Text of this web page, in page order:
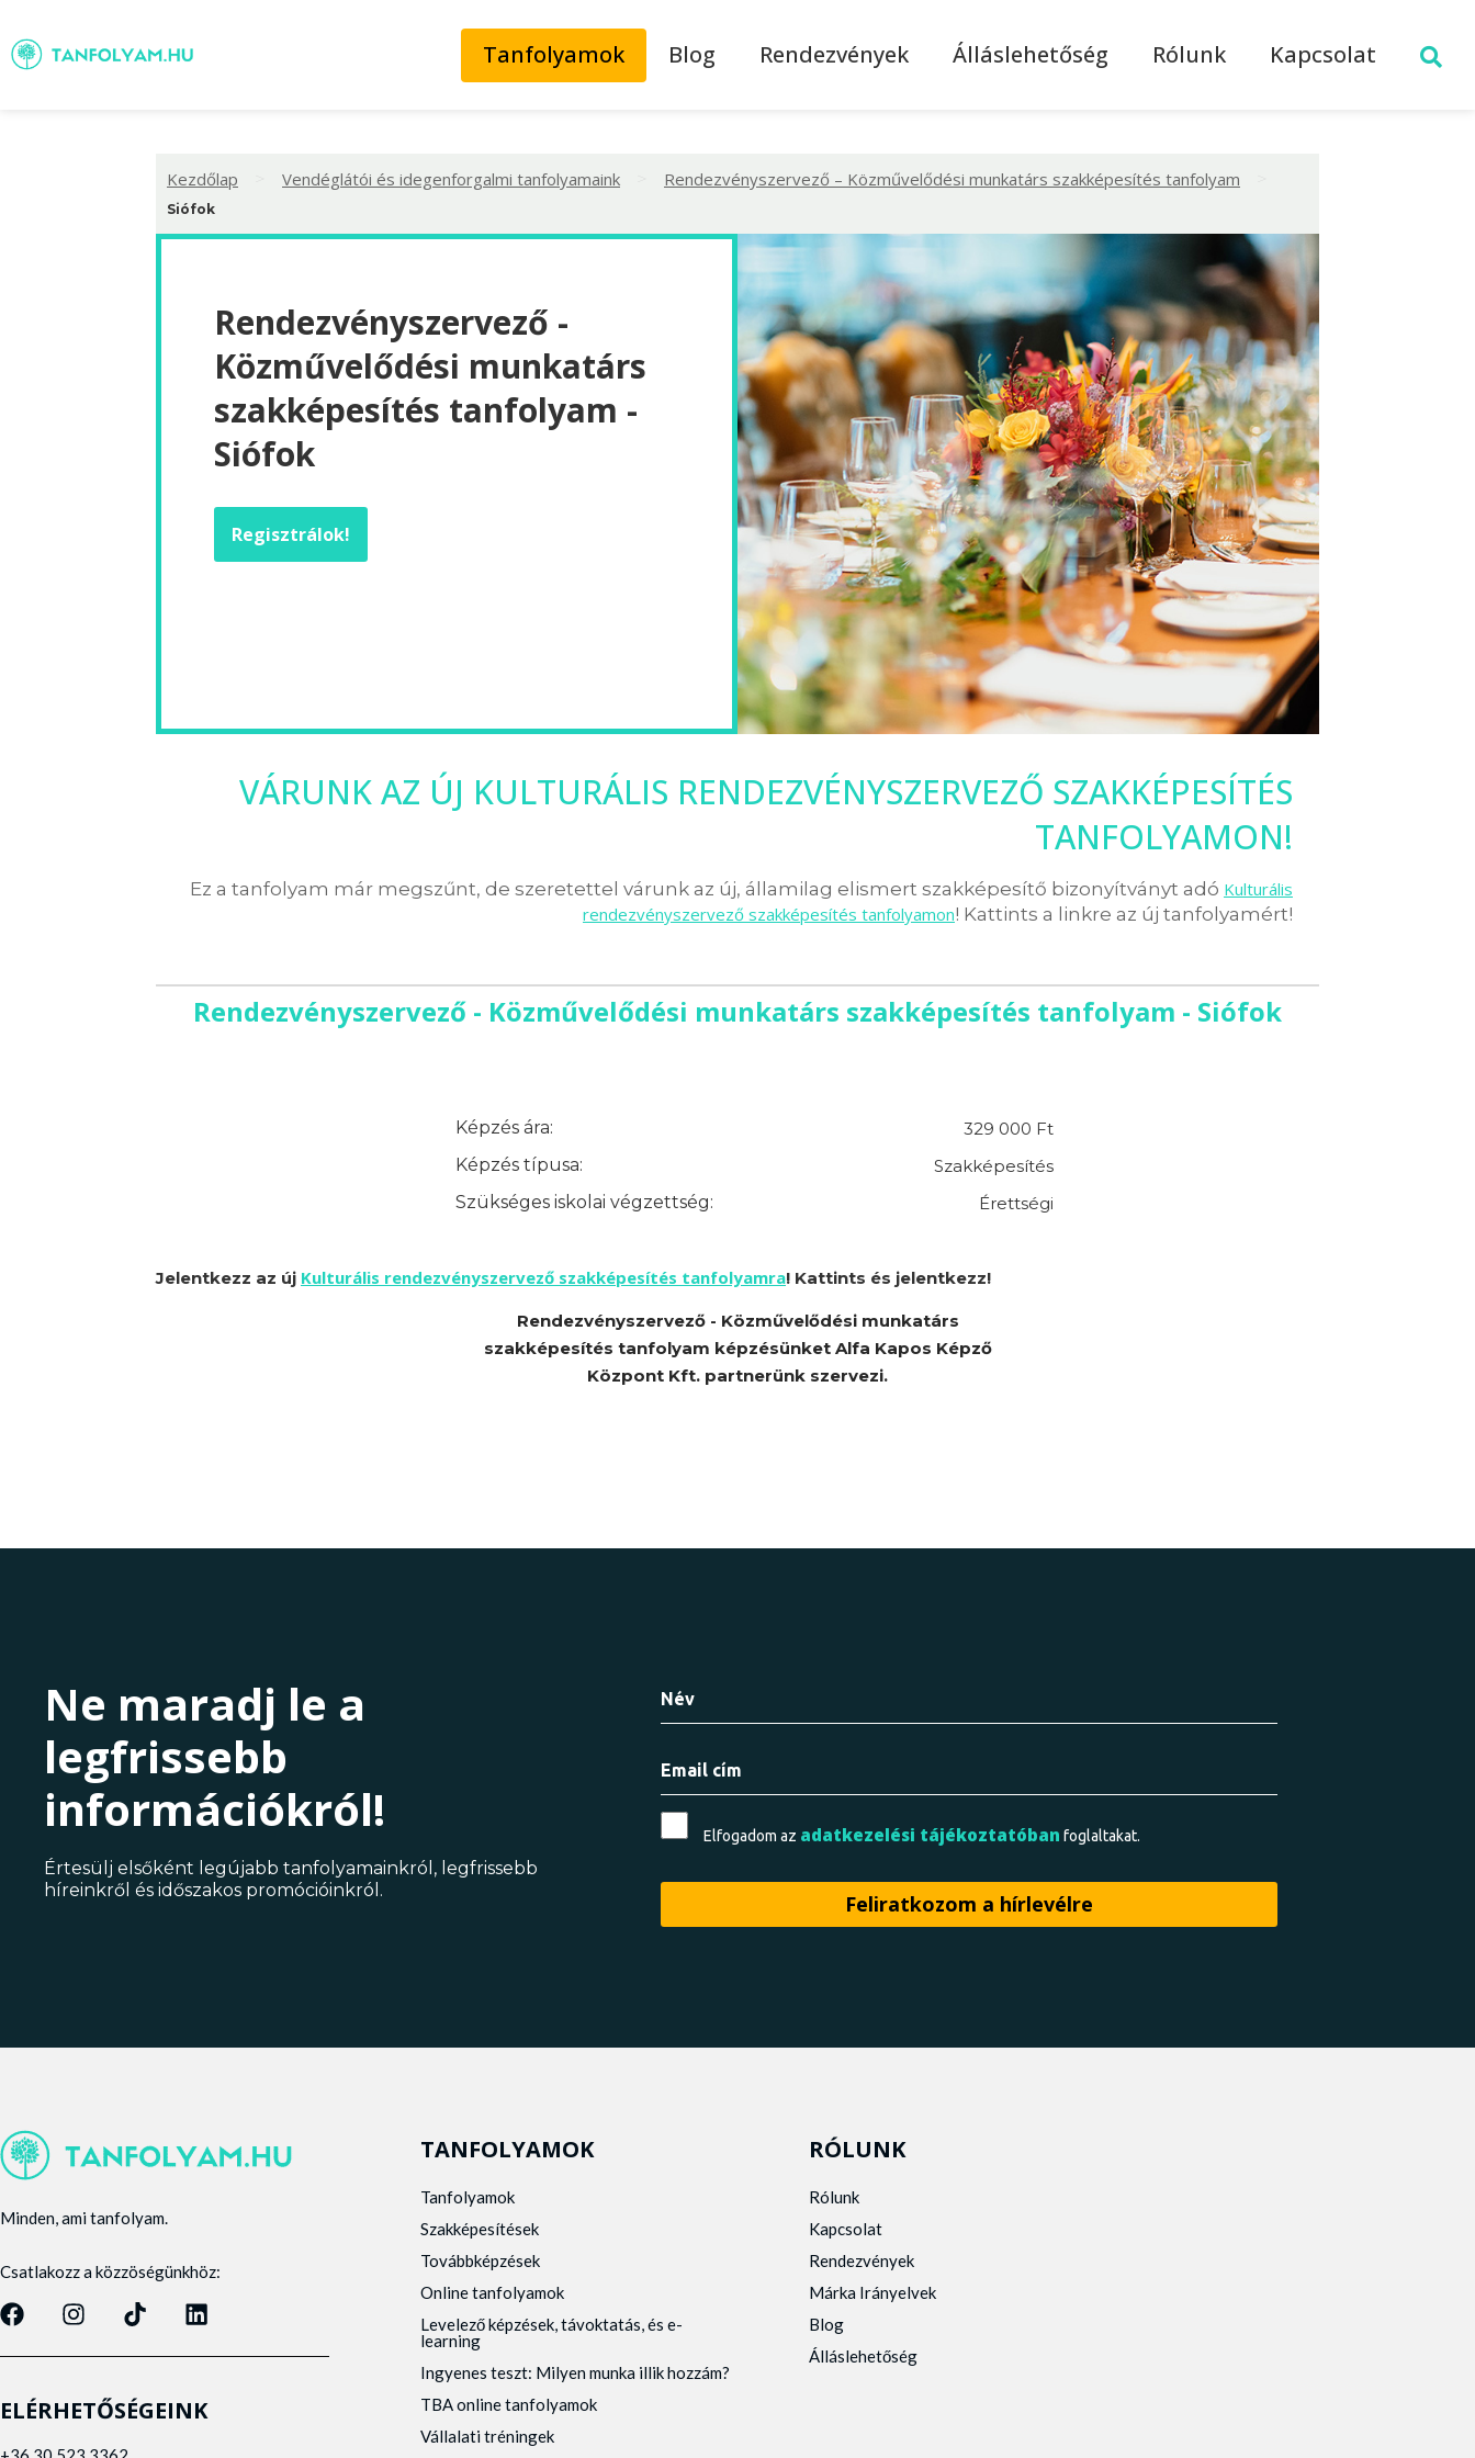
Tanfolyamok Blog Rendezvények Álláslehetőség Rólunk Kapcsolat
Kezdőlap Vendéglátói és idegenforgalmi tanfolyamaink Rendezvényszervező – Közművelődési munkatárs szakképesítés tanfolyam
Siófok
Rendezvényszervező -
Közművelődési munkatárs
szakképesítés tanfolyam -
Siófok
Regisztrálok!
VÁRUNK AZ ÚJ KULTURÁLIS RENDEZVÉNYSZERVEZŐ SZAKKÉPESÍTÉS
TANFOLYAMON!
Ez a tanfolyam már megszűnt, de szeretettel várunk az új, államilag elismert szakképesítő bizonyítványt adó Kulturális
rendezvényszervező szakképesítés tanfolyamon! Kattints a linkre az új tanfolyamért!
Rendezvényszervező - Közművelődési munkatárs szakképesítés tanfolyam - Siófok
Képzés ára:
329 000 Ft
Képzés típusa:
Szakképesítés
Szükséges iskolai végzettség:
Érettségi
Jelentkezz az új Kulturális rendezvényszervező szakképesítés tanfolyamra! Kattints és jelentkezz!
Rendezvényszervező - Közművelődési munkatárs
szakképesítés tanfolyam képzésünket Alfa Kapos Képző
Központ Kft. partnerünk szervezi.
Ne maradj le a
legfrissebb
információkról!
Értesülj elsőként legújabb tanfolyamainkról, legfrissebb
híreinkről és időszakos promócióinkról.
Elfogadom az adatkezelési tájékoztatóban foglaltakat.
Minden, ami tanfolyam.
Csatlakozz a közzöségünkhöz:
ELÉRHETŐSÉGEINK
TANFOLYAMOK
Tanfolyamok
Szakképesítések
Továbbképzések
Online tanfolyamok
Levelező képzések, távoktatás, és e-
learning
Ingyenes teszt: Milyen munka illik hozzám?
TBA online tanfolyamok
Vállalati tréningek
RÓLUNK
Rólunk
Kapcsolat
Rendezvények
Márka Irányelvek
Blog
Álláslehetőség